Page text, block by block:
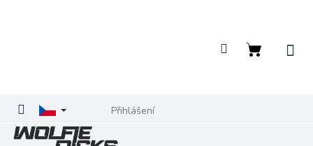
Přihlášení
Nákupní